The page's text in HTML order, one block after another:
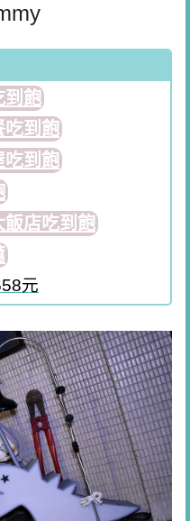
到飽
吃到飽
吃到飽
飯店吃到飽
元